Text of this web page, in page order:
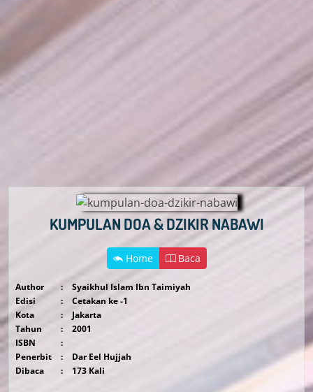
KUMPULAN DOA & DZIKIR NABAWI
Home Baca
Author :
Syaikhul Islam Ibn Taimiyah
Edisi
:
Cetakan ke -1
Kota
:
Jakarta
Tahun
:
2001
ISBN
:
Penerbit
:
Dar Eel Hujjah
Dibaca
: 173 Kali